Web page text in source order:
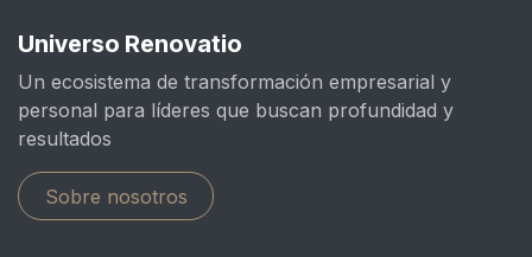
Universo Renovatio
Un ecosistema de transformación empresarial y
personal para líderes que buscan profundidad y
resultados
Sobre nosotros